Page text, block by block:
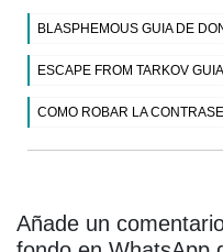
BLASPHEMOUS GUIA DE
ESCAPE FROM TARKOV
COMO ROBAR LA
Añade un